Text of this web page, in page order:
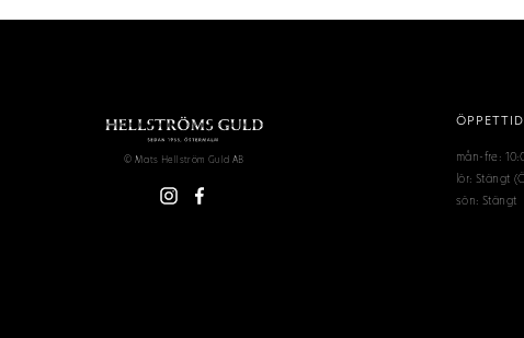
© Mats Hellström Guld AB
mån-fre:
lör: Stängt
sön: Stängt